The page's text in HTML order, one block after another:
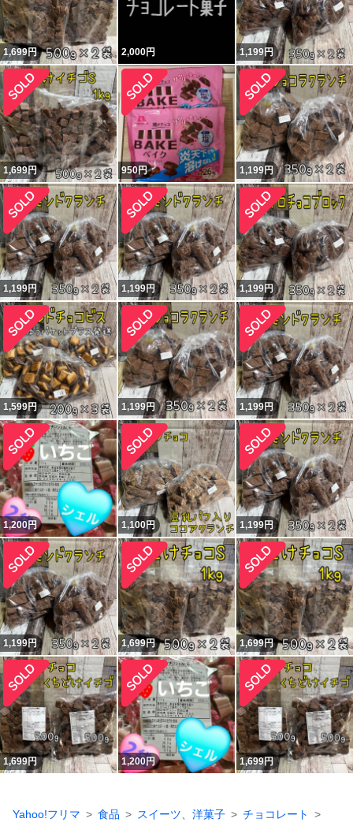
1,699円 2,000円 1,199円
1,699円 950円 1,199円
1,199円 1,199円 1,199円
1,599円 1,199円 1,199円
1,200円 1,100円 1,199円
1,199円 1,699円 1,699円
1,699円 1,200円 1,699円
Yahoo!フリマ 食品 スイーツ、洋菓子
チョコレート